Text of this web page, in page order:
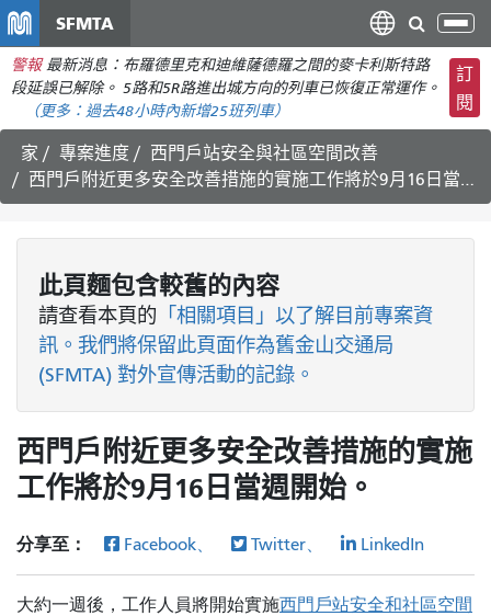
主
要
內
容
SFMTA
切
換
導
航
警報 最新消息：布羅德里克和迪維薩德羅之間的麥卡利斯特路
段延誤已解除。 5路和5R路進出城方向的列車已恢復正常運作。
（更多： 過去48小時內新增25班列車）
訂
閱
家 專案進度
西門戶站安全與社區空間改善
西門戶附近更多安全改善措施的實施工作將於9月16日當週開始。
此頁麵包含較舊的內容
請查看本頁的 「相關項目」以了解目前專案資
訊。我們將保留此頁面作為舊金山交通局
(SFMTA) 對外宣傳活動的記錄。
西門戶附近更多安全改善措施的實施
工作將於9月16日當週開始。
分享至： Facebook、 Twitter、 LinkedIn
大約一週後，工作人員將開始實施西門戶站安全和社區空間